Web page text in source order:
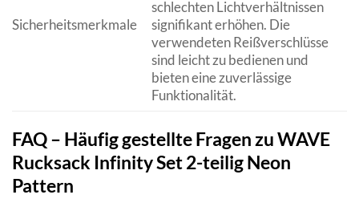
Sicherheitsmerkmale
schlechten Lichtverhältnissen
signifikant erhöhen. Die
verwendeten Reißverschlüsse
sind leicht zu bedienen und
bieten eine zuverlässige
Funktionalität.
FAQ – Häufig gestellte Fragen zu WAVE
Rucksack Infinity Set 2-teilig Neon
Pattern